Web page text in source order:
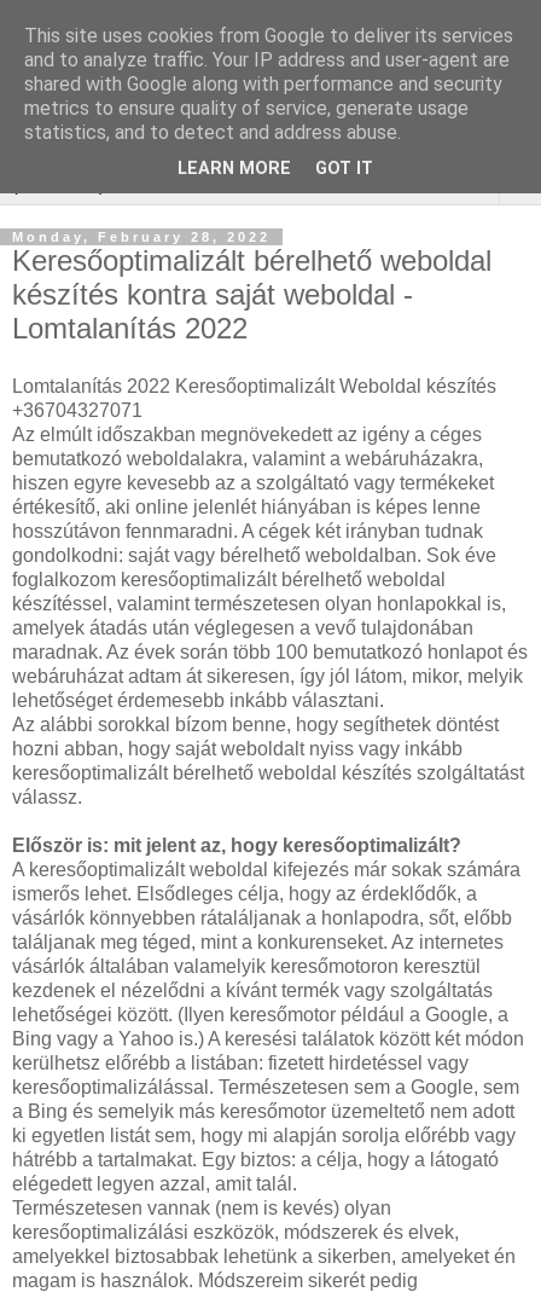
Keresőoptimalizálás :
gépjármű felmérés
Monday, February 28, 2022
Keresőoptimalizált bérelhető weboldal
készítés kontra saját weboldal -
Lomtalanítás 2022
Lomtalanítás 2022 Keresőoptimalizált Weboldal készítés
+36704327071
Az elmúlt időszakban megnövekedett az igény a céges
bemutatkozó weboldalakra, valamint a webáruházakra,
hiszen egyre kevesebb az a szolgáltató vagy termékeket
értékesítő, aki online jelenlét hiányában is képes lenne
hosszútávon fennmaradni. A cégek két irányban tudnak
gondolkodni: saját vagy bérelhető weboldalban. Sok éve
foglalkozom keresőoptimalizált bérelhető weboldal
készítéssel, valamint természetesen olyan honlapokkal is,
amelyek átadás után véglegesen a vevő tulajdonában
maradnak. Az évek során több 100 bemutatkozó honlapot és
webáruházat adtam át sikeresen, így jól látom, mikor, melyik
lehetőséget érdemesebb inkább választani.
Az alábbi sorokkal bízom benne, hogy segíthetek döntést
hozni abban, hogy saját weboldalt nyiss vagy inkább
keresőoptimalizált bérelhető weboldal készítés szolgáltatást
válassz.
Először is: mit jelent az, hogy keresőoptimalizált?
A keresőoptimalizált weboldal kifejezés már sokak számára
ismerős lehet. Elsődleges célja, hogy az érdeklődők, a
vásárlók könnyebben rátaláljanak a honlapodra, sőt, előbb
találjanak meg téged, mint a konkurenseket. Az internetes
vásárlók általában valamelyik keresőmotoron keresztül
kezdenek el nézelődni a kívánt termék vagy szolgáltatás
lehetőségei között. (Ilyen keresőmotor például a Google, a
Bing vagy a Yahoo is.) A keresési találatok között két módon
kerülhetsz előrébb a listában: fizetett hirdetéssel vagy
keresőoptimalizálással. Természetesen sem a Google, sem
a Bing és semelyik más keresőmotor üzemeltető nem adott
ki egyetlen listát sem, hogy mi alapján sorolja előrébb vagy
hátrébb a tartalmakat. Egy biztos: a célja, hogy a látogató
elégedett legyen azzal, amit talál.
Természetesen vannak (nem is kevés) olyan
keresőoptimalizálási eszközök, módszerek és elvek,
amelyekkel biztosabbak lehetünk a sikerben, amelyeket én
magam is használok. Módszereim sikerét pedig
This site uses cookies from Google to deliver its services
and to analyze traffic. Your IP address and user-agent are
shared with Google along with performance and security
metrics to ensure quality of service, generate usage
statistics, and to detect and address abuse.
LEARN MORE GOT IT